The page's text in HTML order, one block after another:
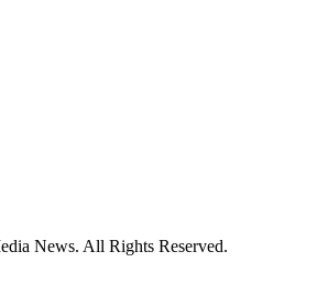
News. All Rights Reserved.